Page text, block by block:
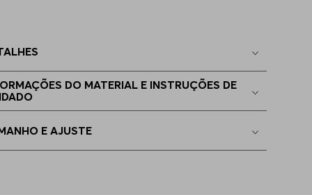
DO MATERIAL E INSTRUÇÕES DE
E AJUSTE